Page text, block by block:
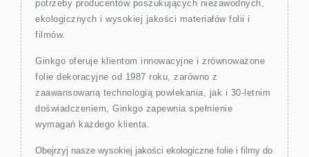
potrzeby producentów poszukujących niezawodnych,
ekologicznych i wysokiej jakości materiałów folii i
filmów.
Ginkgo oferuje klientom innowacyjne i zrównoważone
folie dekoracyjne od 1987 roku, zarówno z
zaawansowaną technologią powlekania, jak i 30-letnim
doświadczeniem, Ginkgo zapewnia spełnienie
wymagań każdego klienta.
Obejrzyj nasze wysokiej jakości ekologiczne folie i filmy do